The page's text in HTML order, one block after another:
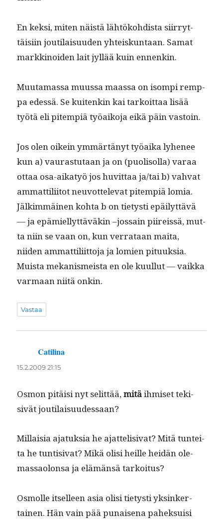
En kek­si, miten näistä lähtöko­hdista siir­ryt­
täisi­in jouti­laisu­u­den yhteiskun­taan. Samat
markki­noiden lait jyl­lää kuin ennenkin.
Muu­ta­mas­sa muus­sa maas­sa on isom­pi remp­
pa edessä. Se kuitenkin kai tarkoit­taa lisää
työtä eli pitem­piä työaiko­ja eikä päin vastoin.
Jos olen oikein ymmärtänyt työai­ka lyhe­nee
kun a) vauras­tu­taan ja on (puolisol­la) varaa
ottaa osa-aikatyö jos huvit­taa ja/tai b) vah­vat
ammat­tili­itot neu­vot­tel­e­vat pitem­piä lomia.
Jälkim­mäi­nen koh­ta b on tietysti epäi­lyt­tävä
— ja epämiel­lyt­täväkin –jos­sain piireis­sä, mut­
ta niin se vaan on, kun ver­rataan mai­ta,
niiden ammat­tili­it­to­ja ja lomien pituuk­sia.
Muista mekanis­meista en ole kuul­lut — vaik­ka
var­maan niitä onkin.
Vastaa
Catilina
15.2.2009 21:15
Osmon pitäisi nyt selit­tää,mitäihmiset tek­i­
sivät joutilaisuudessaan?
Mil­laisia ajatuk­sia he ajat­telisi­vat? Mitä tun­tei­
ta he tun­ti­si­vat? Mikä olisi heille hei­dän ole­
mas­saolon­sa ja elämän­sä tarkoitus?
Osmolle itselleen asia olisi tietysti yksinker­
tainen. Hän vain pää punaise­na pahek­su­isi